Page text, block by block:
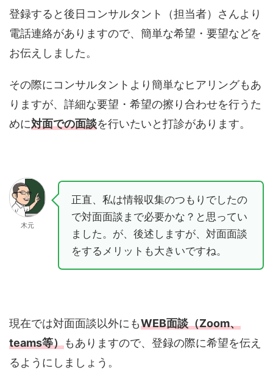
登録すると後日コンサルタント（担当者）さんより
電話連絡がありますので、簡単な希望・要望などを
お伝えしました。
その際にコンサルタントより簡単なヒアリングもあ
りますが、詳細な要望・希望の擦り合わせを行うた
めに対面での面談を行いたいと打診があります。
木元
正直、私は情報収集のつもりでしたの
で対面面談まで必要かな？と思ってい
ました。が、後述しますが、対面面談
をするメリットも大きいですね。
現在では対面面談以外にもWEB面談（Zoom、
teams等）もありますので、登録の際に希望を伝え
るようにしましょう。